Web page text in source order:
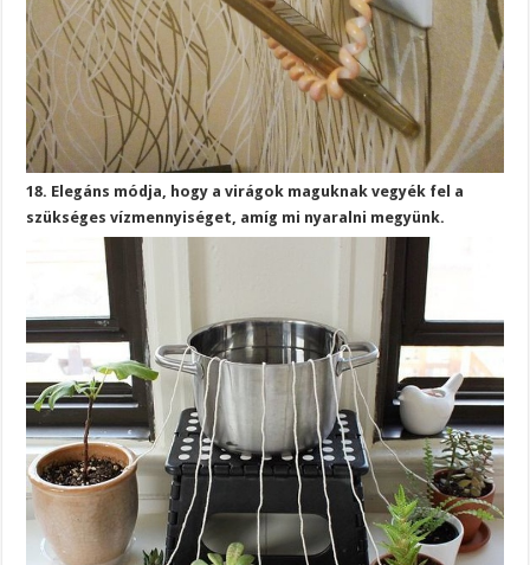
18. Elegáns módja, hogy a virágok maguknak vegyék fel a
szükséges vízmennyiséget, amíg mi nyaralni megyünk.